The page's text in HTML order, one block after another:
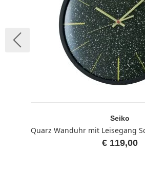
Seiko
Quarz Wanduhr mit Leisegang
€ 119,00